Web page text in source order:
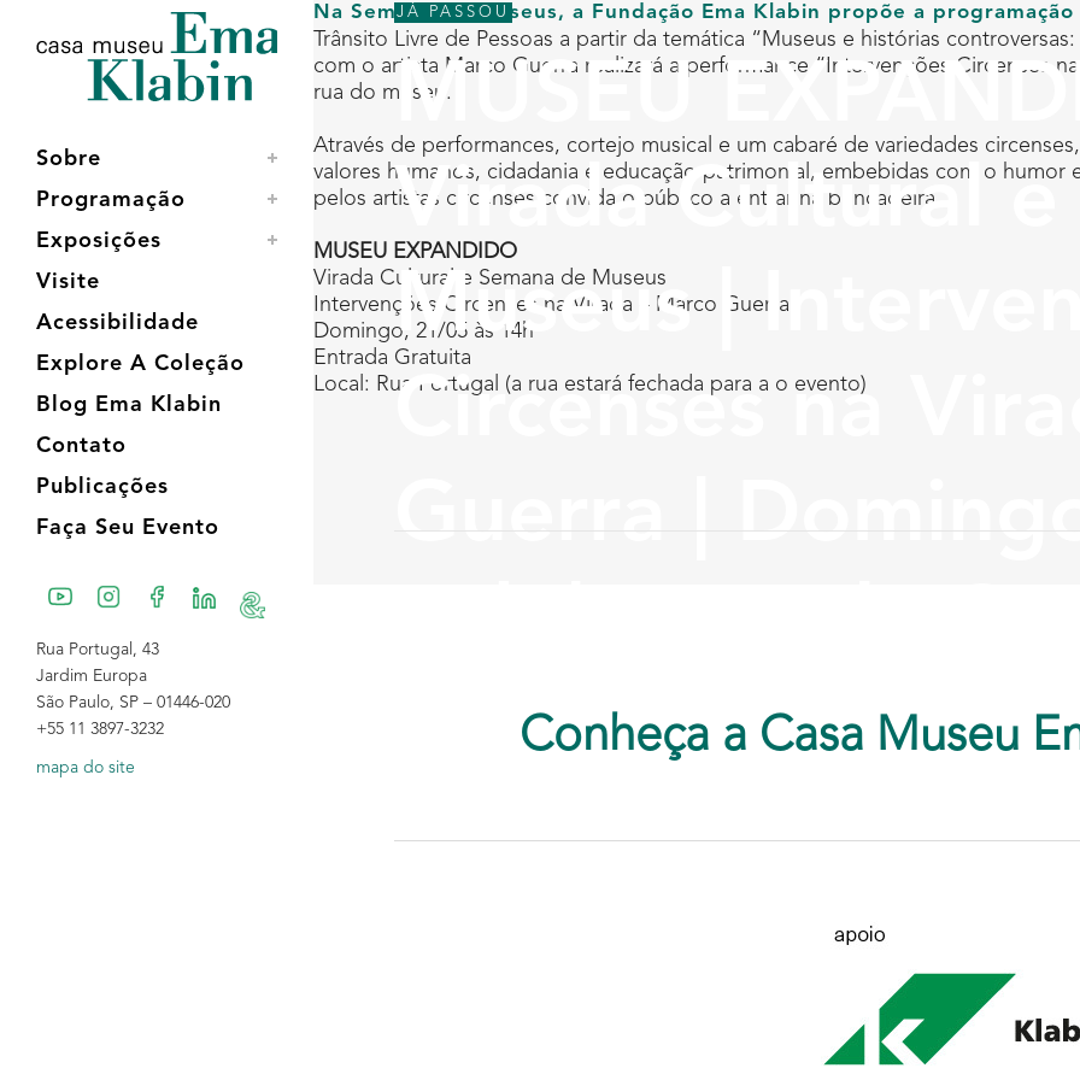
conteúdo
navegação
Sobre
Programação
Exposições
Visite
Acessibilidade
Explore A Coleção
Blog Ema Klabin
Contato
Publicações
Faça Seu Evento
Rua Portugal, 43
Jardim Europa
São Paulo, SP – 01446-020
+55 11 3897-3232
mapa do site
JÁ PASSOU
MUSEU
Virada Cultural e
Museus |
Circenses na
Guerra |
SEX 10 FEV 2017 ÀS 16:07 POR COMUNICAÇÃO
Na Semana de Museus, a Fundação Ema Klabin propõe a programação
Trânsito Livre de Pessoas a partir da temática “Museus e histórias
com o artista Marco Guerra realizará a performance “Intervenções Circenses
rua do museu.
Através de performances, cortejo musical e um cabaré de variedades
valores humanos, cidadania e educação patrimonial, embebidas com o humor
pelos artistas circenses convida o público a entrar na brincadeira.
MUSEU EXPANDIDO
Virada Cultural e Semana de Museus
Intervenções Circenses na Virada – Marco Guerra
Domingo, 21/05 às 14h
Entrada Gratuita
Local: Rua Portugal (a rua estará fechada para a o evento)
Conheça a Casa Museu